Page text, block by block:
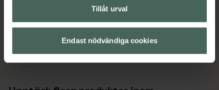
Tillåt urval
Endast nödvändiga cookies
Instruktioner